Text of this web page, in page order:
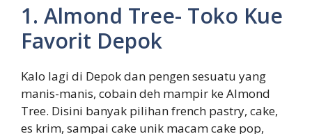
1. Almond Tree- Toko Kue
Favorit Depok
Kalo lagi di Depok dan pengen sesuatu yang
manis-manis, cobain deh mampir ke Almond
Tree. Disini banyak pilihan french pastry, cake,
es krim, sampai cake unik macam cake pop,